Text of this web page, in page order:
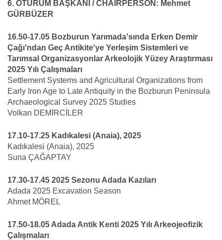
6. OTURUM BAŞKANI / CHAIRPERSON: Mehmet
GÜRBÜZER
16.50-17.05 Bozburun Yarımada'sında Erken Demir
Çağı'ndan Geç Antikite'ye Yerleşim Sistemleri ve
Tarımsal Organizasyonlar Arkeolojik Yüzey Araştırması
2025 Yılı Çalışmaları
Settlement Systems and Agricultural Organizations from
Early Iron Age to Late Antiquity in the Bozburun Peninsula
Archaeological Survey 2025 Studies
Volkan DEMİRCİLER
17.10-17.25 Kadıkalesi (Anaia), 2025
Kadıkalesi (Anaia), 2025
Suna ÇAĞAPTAY
17.30-17.45 2025 Sezonu Adada Kazıları
Adada 2025 Excavation Season
Ahmet MÖREL
17.50-18.05 Adada Antik Kenti 2025 Yılı Arkeojeofizik
Çalışmaları